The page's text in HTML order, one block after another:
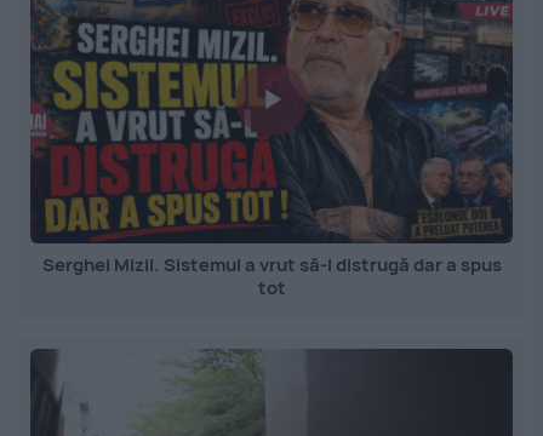
Serghei Mizil. Sistemul a vrut să-l distrugă dar a spus
tot